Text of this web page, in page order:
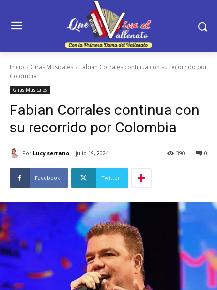
Inicio Giras Musicales
Fabian Corrales continua con su recorrido por
Colombia
Giras Musicales
Fabian Corrales continua con
su recorrido por Colombia
Por Lucy serrano julio 19, 2024 0
390
Facebook Twitter